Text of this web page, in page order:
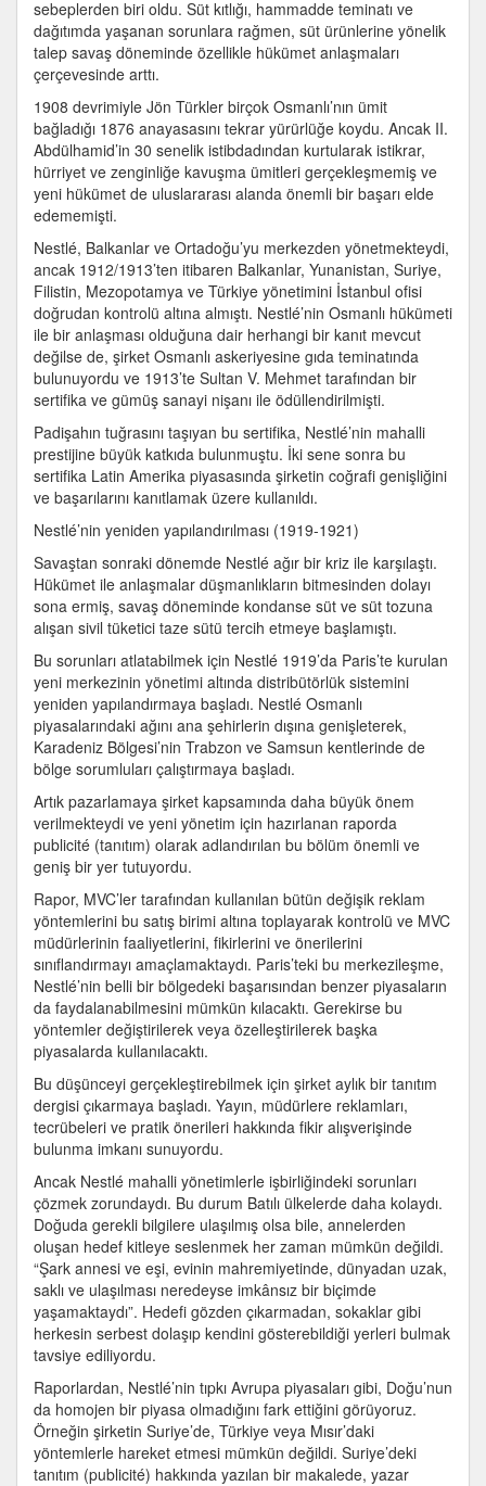
sebeplerden biri oldu. Süt kıtlığı, hammadde teminatı ve
dağıtımda yaşanan sorunlara rağmen, süt ürünlerine yönelik
talep savaş döneminde özellikle hükümet anlaşmaları
çerçevesinde arttı.
1908 devrimiyle Jön Türkler birçok Osmanlı’nın ümit
bağladığı 1876 anayasasını tekrar yürürlüğe koydu. Ancak II.
Abdülhamid’in 30 senelik istibdadından kurtularak istikrar,
hürriyet ve zenginliğe kavuşma ümitleri gerçekleşmemiş ve
yeni hükümet de uluslararası alanda önemli bir başarı elde
edememişti.
Nestlé, Balkanlar ve Ortadoğu’yu merkezden yönetmekteydi,
ancak 1912/1913’ten itibaren Balkanlar, Yunanistan, Suriye,
Filistin, Mezopotamya ve Türkiye yönetimini İstanbul ofisi
doğrudan kontrolü altına almıştı. Nestlé’nin Osmanlı hükümeti
ile bir anlaşması olduğuna dair herhangi bir kanıt mevcut
değilse de, şirket Osmanlı askeriyesine gıda teminatında
bulunuyordu ve 1913’te Sultan V. Mehmet tarafından bir
sertifika ve gümüş sanayi nişanı ile ödüllendirilmişti.
Padişahın tuğrasını taşıyan bu sertifika, Nestlé’nin mahalli
prestijine büyük katkıda bulunmuştu. İki sene sonra bu
sertifika Latin Amerika piyasasında şirketin coğrafi genişliğini
ve başarılarını kanıtlamak üzere kullanıldı.
Nestlé’nin yeniden yapılandırılması (1919-1921)
Savaştan sonraki dönemde Nestlé ağır bir kriz ile karşılaştı.
Hükümet ile anlaşmalar düşmanlıkların bitmesinden dolayı
sona ermiş, savaş döneminde kondanse süt ve süt tozuna
alışan sivil tüketici taze sütü tercih etmeye başlamıştı.
Bu sorunları atlatabilmek için Nestlé 1919’da Paris’te kurulan
yeni merkezinin yönetimi altında distribütörlük sistemini
yeniden yapılandırmaya başladı. Nestlé Osmanlı
piyasalarındaki ağını ana şehirlerin dışına genişleterek,
Karadeniz Bölgesi’nin Trabzon ve Samsun kentlerinde de
bölge sorumluları çalıştırmaya başladı.
Artık pazarlamaya şirket kapsamında daha büyük önem
verilmekteydi ve yeni yönetim için hazırlanan raporda
publicité (tanıtım) olarak adlandırılan bu bölüm önemli ve
geniş bir yer tutuyordu.
Rapor, MVC’ler tarafından kullanılan bütün değişik reklam
yöntemlerini bu satış birimi altına toplayarak kontrolü ve MVC
müdürlerinin faaliyetlerini, fikirlerini ve önerilerini
sınıflandırmayı amaçlamaktaydı. Paris’teki bu merkezileşme,
Nestlé’nin belli bir bölgedeki başarısından benzer piyasaların
da faydalanabilmesini mümkün kılacaktı. Gerekirse bu
yöntemler değiştirilerek veya özelleştirilerek başka
piyasalarda kullanılacaktı.
Bu düşünceyi gerçekleştirebilmek için şirket aylık bir tanıtım
dergisi çıkarmaya başladı. Yayın, müdürlere reklamları,
tecrübeleri ve pratik önerileri hakkında fikir alışverişinde
bulunma imkanı sunuyordu.
Ancak Nestlé mahalli yönetimlerle işbirliğindeki sorunları
çözmek zorundaydı. Bu durum Batılı ülkelerde daha kolaydı.
Doğuda gerekli bilgilere ulaşılmış olsa bile, annelerden
oluşan hedef kitleye seslenmek her zaman mümkün değildi.
“Şark annesi ve eşi, evinin mahremiyetinde, dünyadan uzak,
saklı ve ulaşılması neredeyse imkânsız bir biçimde
yaşamaktaydı”. Hedefi gözden çıkarmadan, sokaklar gibi
herkesin serbest dolaşıp kendini gösterebildiği yerleri bulmak
tavsiye ediliyordu.
Raporlardan, Nestlé’nin tıpkı Avrupa piyasaları gibi, Doğu’nun
da homojen bir piyasa olmadığını fark ettiğini görüyoruz.
Örneğin şirketin Suriye’de, Türkiye veya Mısır’daki
yöntemlerle hareket etmesi mümkün değildi. Suriye’deki
tanıtım (publicité) hakkında yazılan bir makalede, yazar